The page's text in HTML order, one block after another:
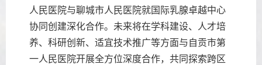
人民医院与聊城市人民医院就国际乳腺卓越中心
协同创建深化合作。未来将在学科建设、人才培
养、科研创新、适宜技术推广等方面与自贡市第
一人民医院开展全方位深度合作，共同探索跨区